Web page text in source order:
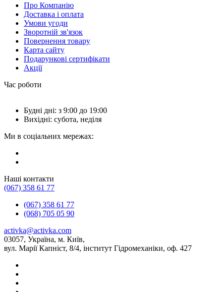
Про Компанію
Доставка і оплата
Умови угоди
Зворотній зв'язок
Повернення товару
Карта сайту
Подарункові сертифікати
Акції
Час роботи
Будні дні: з 9:00 до 19:00
Вихідні: субота, неділя
Ми в соціальних мережах:
Наші контакти
(067) 358 61 77
(067) 358 61 77
(068) 705 05 90
activka@activka.com
03057, Україна, м. Київ,
вул. Марії Капніст, 8/4, інститут Гідромеханіки, оф. 427